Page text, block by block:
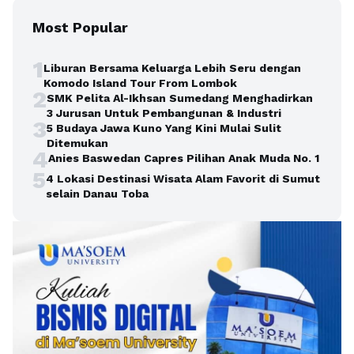
Most Popular
1Liburan Bersama Keluarga Lebih Seru dengan
Komodo Island Tour From Lombok
2SMK Pelita Al-Ikhsan Sumedang Menghadirkan
3 Jurusan Untuk Pembangunan & Industri
35 Budaya Jawa Kuno Yang Kini Mulai Sulit
Ditemukan
4Anies Baswedan Capres Pilihan Anak Muda No. 1
54 Lokasi Destinasi Wisata Alam Favorit di Sumut
selain Danau Toba